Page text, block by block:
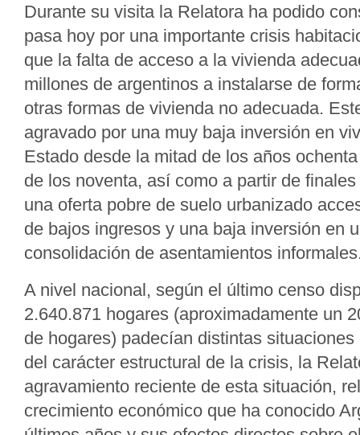
Durante su visita la Relatora ha podido
pasa hoy por una importante crisis
que la falta de acceso a la vivienda
millones de argentinos a instalarse de
otras formas de vivienda no adecuada.
agravado por una muy baja inversión en
Estado desde la mitad de los años
de los noventa, así como a partir de
una oferta pobre de suelo urbanizado
de bajos ingresos y una baja inversión en
consolidación de asentamientos
A nivel nacional, según el último censo
2.640.871 hogares (aproximadamente un
de hogares) padecían distintas
del carácter estructural de la crisis, la
agravamiento reciente de esta situación,
crecimiento económico que ha conocido